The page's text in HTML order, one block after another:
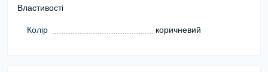
Властивості
Колір коричневий